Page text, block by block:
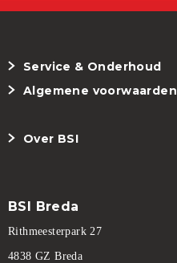
Service & Onderhoud
Algemene voorwaarden
Over BSI
BSI Breda
Rithmeesterpark 27
4838 GZ Breda